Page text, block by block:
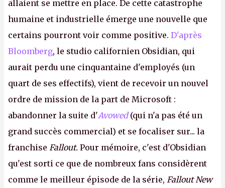
allaient se mettre en place. De cette catastrophe
humaine et industrielle émerge une nouvelle que
certains pourront voir comme positive. D'après
Bloomberg, le studio californien Obsidian, qui
aurait perdu une cinquantaine d'employés (un
quart de ses effectifs), vient de recevoir un nouvel
ordre de mission de la part de Microsoft :
abandonner la suite d'Avowed(qui n'a pas été un
grand succès commercial) et se focaliser sur... la
franchise Fallout. Pour mémoire, c'est d'Obsidian
qu'est sorti ce que de nombreux fans considèrent
comme le meilleur épisode de la série, Fallout New